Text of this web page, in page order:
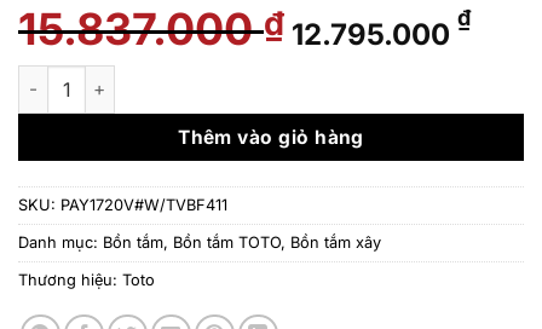
15.837.000₫ Giá
gốc
15.837.000 ₫.
12.795.000 ₫Giá
là:
Bồn Tắm TOTO PAY1720V/TVBF411 số lượng
Thêm vào giỏ hàng
SKU: PAY1720V#W/TVBF411
Danh mục: Bồn tắm, Bồn tắm TOTO, Bồn tắm xây
Thương hiệu: Toto